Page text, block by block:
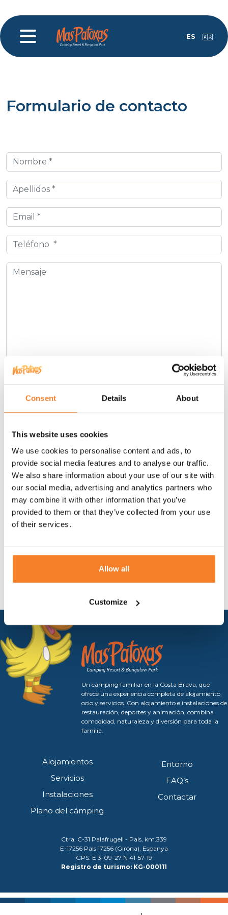
Consent Details About
This website uses cookies
We use cookies to personalise content and ads, to
provide social media features and to analyse our traffic.
We also share information about your use of our site with
our social media, advertising and analytics partners who
may combine it with other information that you’ve
provided to them or that they’ve collected from your use
of their services.
Allow all
Customize
ES
Formulario de contacto
Sí, doy mi consentimiento para que mis datos sean
Política de Privacidad.
ENVIAR
Un camping familiar en la Costa Brava, que
ofrece una experiencia completa de alojamiento,
ocio y servicios. Con alojamiento e instalaciones de
restauración, deportes y animación, combina
comodidad, naturaleza y diversión para toda la
familia.
Alojamientos
Servicios
Instalaciones
Plano del cámping
Entorno
FAQ’s
Contactar
Ctra. C-31 Palafrugell - Pals, km.339
E-17256 Pals 17256 (Girona), Espanya
GPS: E 3-09-27 N 41-57-19
Registro de turismo: KG-000111